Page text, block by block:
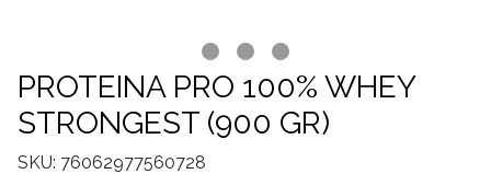
PROTEINA PRO 100% WHEY
STRONGEST (900 GR)
SKU: 76062977560728